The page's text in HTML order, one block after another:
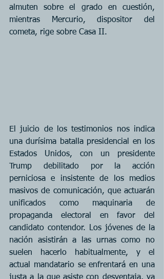
almuten sobre el grado en cuestión,
mientras Mercurio, dispositor del
cometa, rige sobre Casa II.
El juicio de los testimonios nos indica
una durísima batalla presidencial en los
Estados Unidos, con un presidente
Trump debilitado por la acción
perniciosa e insistente de los medios
masivos de comunicación, que actuarán
unificados como maquinaria de
propaganda electoral en favor del
candidato contendor. Los jóvenes de la
nación asistirán a las urnas como no
suelen hacerlo habitualmente, y el
actual mandatario se enfrentará en una